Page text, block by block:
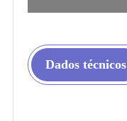
Dados técnicos